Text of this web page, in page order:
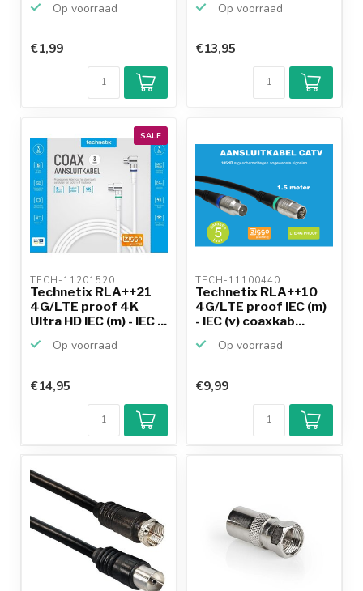
Op voorraad
€1,99
Op voorraad
€13,95
SALE
TECH-11201520
Technetix RLA++21
4G/LTE proof 4K
Ultra HD IEC (m) - IEC ...
Op voorraad
€14,95
TECH-11100440
Technetix RLA++10
4G/LTE proof IEC (m)
- IEC (v) coaxkab...
Op voorraad
€9,99